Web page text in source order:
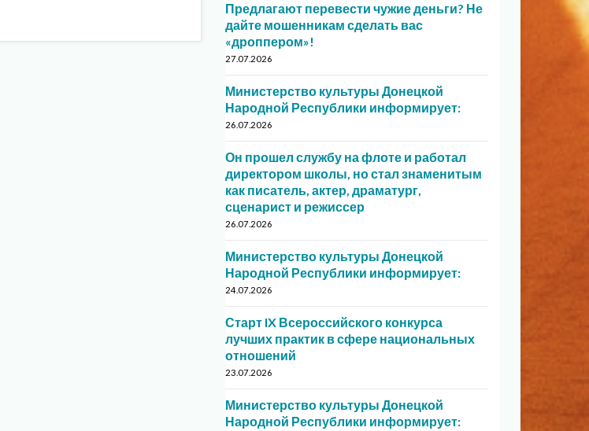
Предлагают перевести чужие деньги? Не
дайте мошенникам сделать вас
«дроппером»!
27.07.2026
Министерство культуры Донецкой
Народной Республики информирует:
26.07.2026
Он прошел службу на флоте и работал
директором школы, но стал знаменитым
как писатель, актер, драматург,
сценарист и режиссер
26.07.2026
Министерство культуры Донецкой
Народной Республики информирует:
24.07.2026
Старт IX Всероссийского конкурса
лучших практик в сфере национальных
отношений
23.07.2026
Министерство культуры Донецкой
Народной Республики информирует: